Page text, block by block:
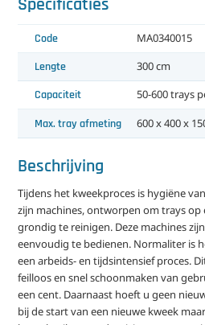
Laatst toegevoegd
Specificaties
Code MA0340015
Lengte 300 cm
Capaciteit 50-600 trays
Max. tray afmeting 600 x 400 x
Beschrijving
Tijdens het kweekproces is hygiëne
zijn machines, ontworpen om trays
grondig te reinigen. Deze machines
eenvoudig te bedienen. Normaliter is
een arbeids- en tijdsintensief proces.
feilloos en snel schoonmaken van
een cent. Daarnaast hoeft u geen
bij de start van een nieuwe kweek